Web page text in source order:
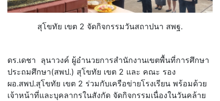
สุโขทัย เขต 2 จัดกิจกรรมวันสถาปนา สพฐ.
ดร.เดชา ลุนาวงค์ ผู้อำนวยการสำนักงานเขตพื้นที่การศึกษา
ประถมศึกษา(สพป.) สุโขทัย เขต 2 และ คณะ รอง
ผอ.สพป.สุโขทัย เขต 2 ร่วมกับเครือข่ายโรงเรียน พร้อมด้วย
เจ้าหน้าที่และบุคลากรในสังกัด จัดกิจกรรมเนื่องในวันคล้าย